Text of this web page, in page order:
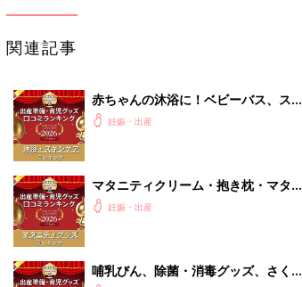
える口コミ人気ランキング【たまひよ
赤ちゃんグッズ大賞2026】
【たまひよ 赤ちゃんグッズ大賞
2026】
るべき3つのことと、NGな自己認識